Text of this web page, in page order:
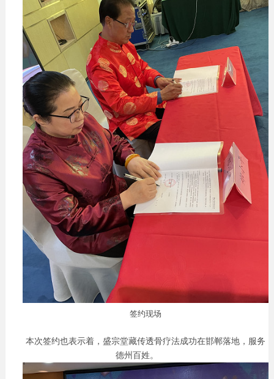
签约现场
本次签约也表示着，盛宗堂藏传透骨疗法成功在邯郸落地，服务
德州百姓。